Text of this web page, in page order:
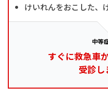
けいれんをおこした、
中等
すぐに救急車
受診し